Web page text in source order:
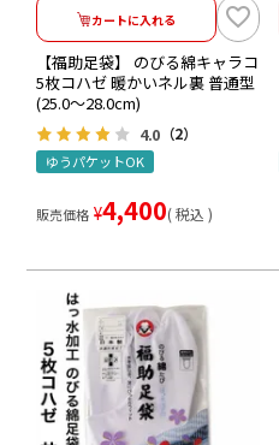
カートに入れる
【福助足袋】 のびる綿キャラコ
5枚コハゼ 暖かいネル裏 普通型
(25.0～28.0cm)
4.0 （2）
ゆうパケットOK
販売価格 ¥4,400 税込